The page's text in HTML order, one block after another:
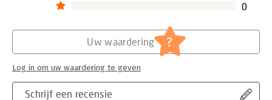
0
Schrijf een recensie
Uw waardering ?
Log in om uw waardering te geven